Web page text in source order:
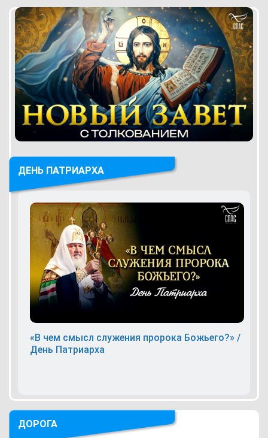
ДЕНЬ ПАТРИАРХА
«В чем смысл служения пророка Божьего?» /
День Патриарха
ДОРОГА